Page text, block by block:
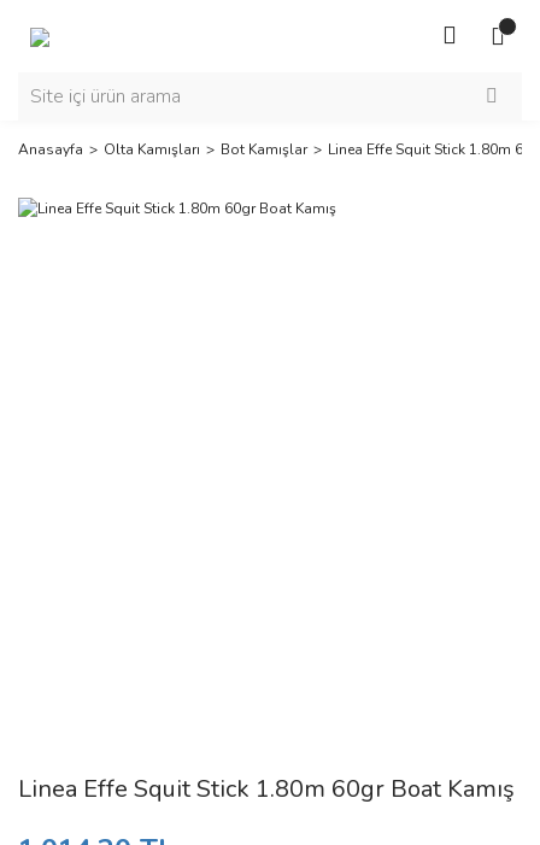
Anasayfa Olta Kamışları Bot Kamışlar Linea Effe Squit Stick 1.80m
Linea Effe Squit Stick 1.80m 60gr Boat Kamış